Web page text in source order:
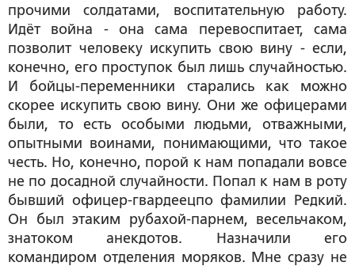
прочими солдатами, воспитательную работу.
Идёт война - она сама перевоспитает, сама
позволит человеку искупить свою вину - если,
конечно, его проступок был лишь случайностью.
И бойцы-переменники старались как можно
скорее искупить свою вину. Они же офицерами
были, то есть особыми людьми, отважными,
опытными воинами, понимающими, что такое
честь. Но, конечно, порой к нам попадали вовсе
не по досадной случайности. Попал к нам в роту
бывший офицер-гвардеецпо фамилии Редкий.
Он был этаким рубахой-парнем, весельчаком,
знатоком анекдотов. Назначили его
командиром отделения моряков. Мне сразу не